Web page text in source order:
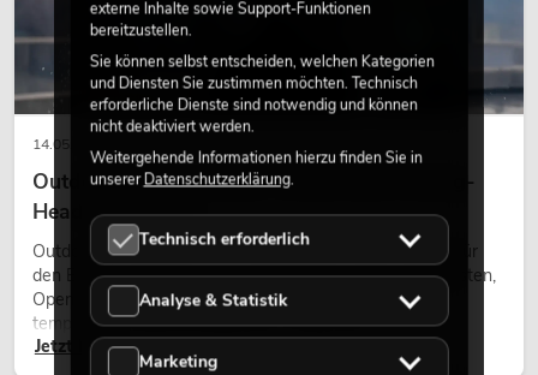
14.05.2026
Outdoor Moving-Heads: Wetterfeste Moving-
Heads bei Events
Outdoor Moving-Heads sind bewegliche Scheinwerfer für
den Einsatz im Freien. Sie werden bei Festivals, Stadtfesten,
Open-Air-Konzerten, Architekturinszenierungen und
temporären Außeninstallationen eingesetzt.
Jetzt lesen
externe Inhalte sowie Support-Funktionen
bereitzustellen.
Sie können selbst entscheiden, welchen Kategorien
und Diensten Sie zustimmen möchten. Technisch
erforderliche Dienste sind notwendig und können
nicht deaktiviert werden.
Weitergehende Informationen hierzu finden Sie in
unsererDatenschutzerklärung.
Technisch erforderlich
Analyse & Statistik
Marketing